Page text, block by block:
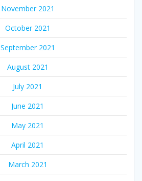
November 2021
October 2021
September 2021
August 2021
July 2021
June 2021
May 2021
April 2021
March 2021